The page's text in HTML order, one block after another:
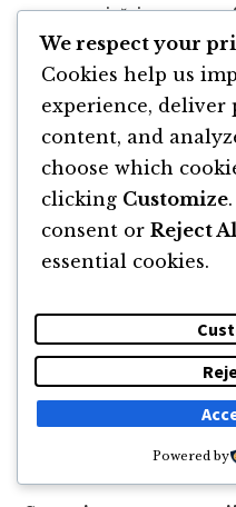
oportunități pentru
deopotrivă.
Optimizarea e
necesită o abordare
utilizând datele și
personaliza și a
cumpărare.
și amachine learning
asistență în timp
comportamentală
profundă a nevoilor
sunt importante
în acest spațiu
We respect your
Cookies help us
experience, deliver
content, and
choose which
clicking Customize
consent or Reject
essential cookies.
Powered by